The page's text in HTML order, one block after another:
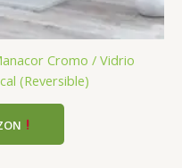
Cromo / Vidrio
(Reversible)